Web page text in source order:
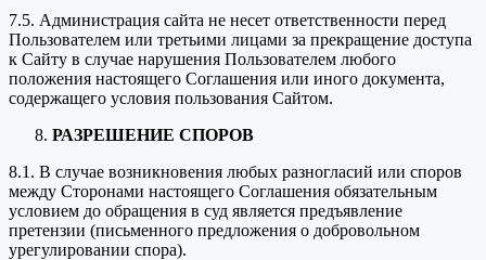
7.5. Администрация сайта не несет ответственности перед
Пользователем или третьими лицами за прекращение доступа
к Сайту в случае нарушения Пользователем любого
положения настоящего Соглашения или иного документа,
содержащего условия пользования Сайтом.
РАЗРЕШЕНИЕ СПОРОВ
8.1. В случае возникновения любых разногласий или споров
между Сторонами настоящего Соглашения обязательным
условием до обращения в суд является предъявление
претензии (письменного предложения о добровольном
урегулировании спора).